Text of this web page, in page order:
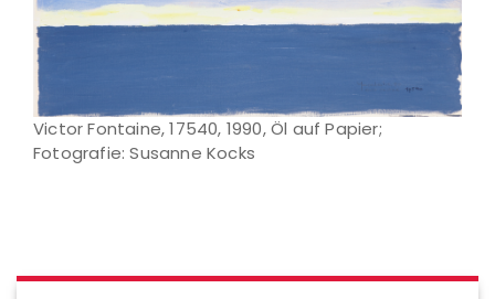
Victor Fontaine, 17540, 1990, Öl auf Papier;
Fotografie: Susanne Kocks